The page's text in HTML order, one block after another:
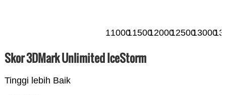
1100011500120001250013000
Skor 3DMark Unlimited IceStorm
Tinggi lebih Baik